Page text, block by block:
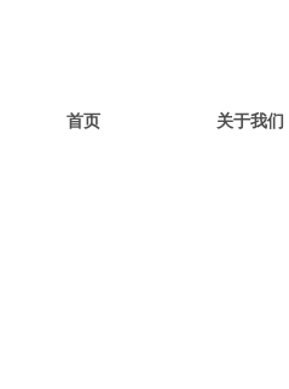
首页 关于我们